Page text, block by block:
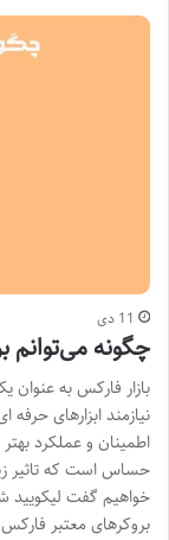
11 دی
چگونه می‌توانم
بازار فارکس به عنوان
نیازمند ابزارهای حرفه
اطمینان و عملکرد
حساس است که تاثیر
خواهیم گفت
بروکرهای معتبر